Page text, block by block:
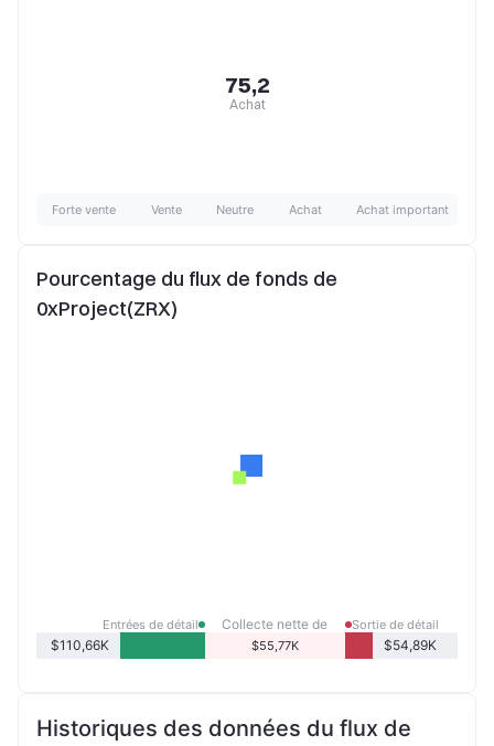
75,2
Achat
Forte vente Vente Neutre Achat Achat important
Pourcentage du flux de fonds de
0xProject(ZRX)
Entrées de détail
$110,66K
Collecte nette de
détail
$55,77K
Sortie de détail
$54,89K
Historiques des données du flux de